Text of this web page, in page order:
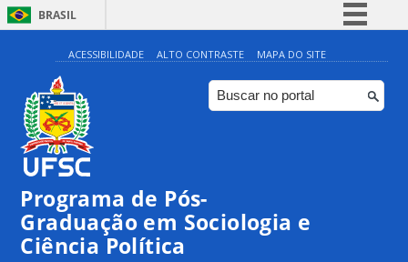
BRASIL
Simplifique!
Comunica BR
Participe
ACESSIBILIDADE ALTO CONTRASTE MAPA DO SITE
Programa de Pós-
Graduação em Sociologia e
Ciência Política